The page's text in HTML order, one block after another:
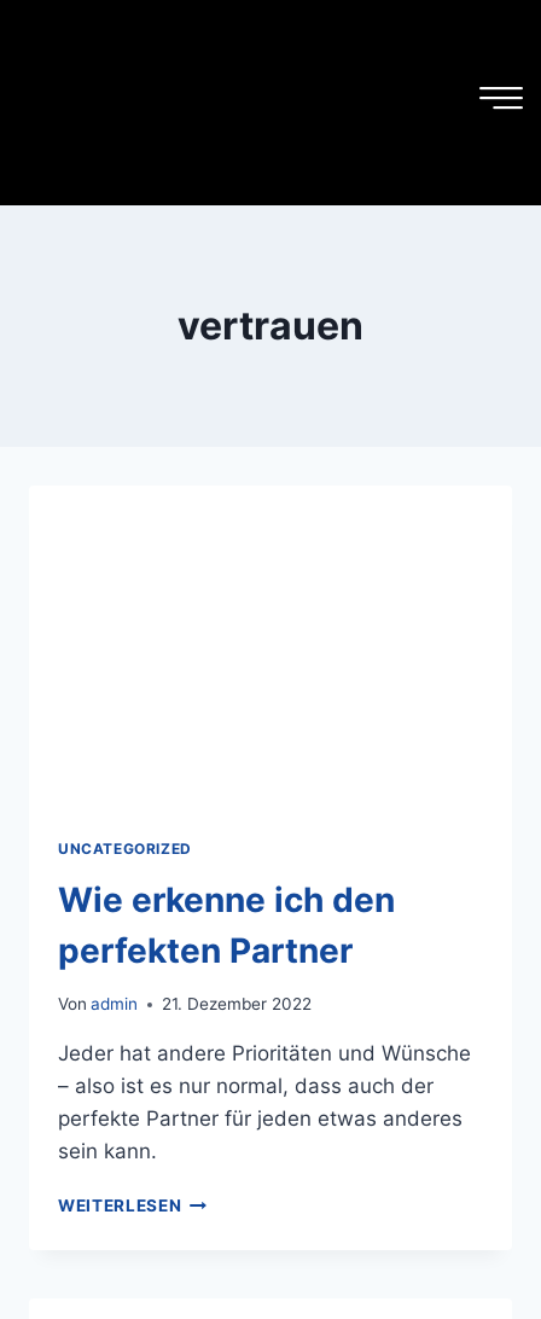
vertrauen
UNCATEGORIZED
Wie erkenne ich den
perfekten Partner
Von admin 21. Dezember 2022
Jeder hat andere Prioritäten und Wünsche
– also ist es nur normal, dass auch der
perfekte Partner für jeden etwas anderes
sein kann.
WEITERLESEN